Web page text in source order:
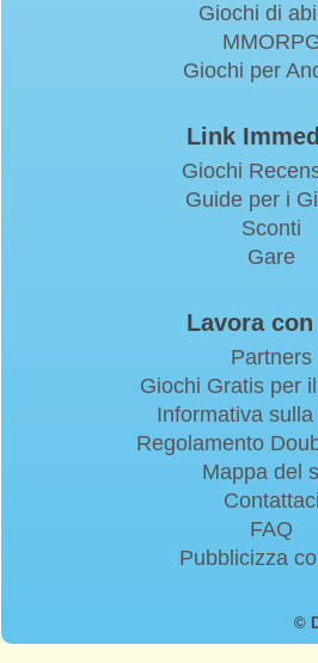
Giochi di
Giochi per
Link
Giochi
Guide per i
Sconti
Gare
Lavora
Partners
Giochi Gratis per
Informativa
Regolamento
Mappa del
Contattaci
FAQ
Pubblicizza
©